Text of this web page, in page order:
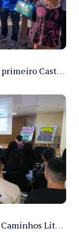
Governo do Amazonas inaugura primeiro Castramóvel Fluvial para atendimento veterinário às comunidades ribeirinhas e castração gratuita
Sejusc participa da 5ª edição do Caminhos Literários com foco na cultura hip-hop nas unidades socioeducativas